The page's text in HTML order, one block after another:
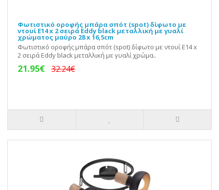
Φωτιστικό οροφής μπάρα σπότ (spot) δίφωτο με
ντουί E14 x 2 σειρά Eddy black μεταλλική με γυαλί
χρώματος μαύρο 28 x 16,5cm
Φωτιστικό οροφής μπάρα σπότ (spot) δίφωτο με ντουί E14 x
2 σειρά Eddy black μεταλλική με γυαλί χρώμα..
21.95€ 32.24€